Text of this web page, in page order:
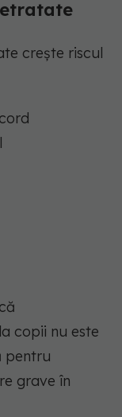
crește riscul
copii nu este
pentru
grave în